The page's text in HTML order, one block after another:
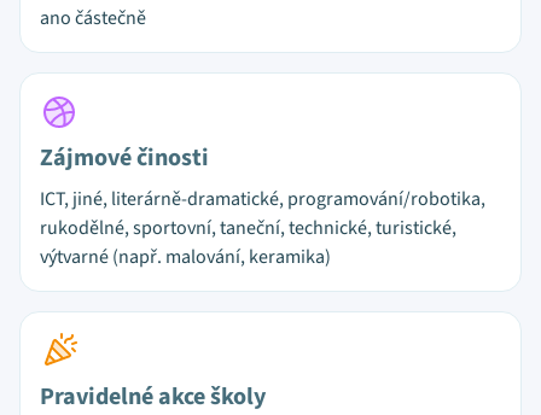
ano částečně
Zájmové činosti
ICT, jiné, literárně-dramatické, programování/robotika,
rukodělné, sportovní, taneční, technické, turistické,
výtvarné (např. malování, keramika)
Pravidelné akce školy